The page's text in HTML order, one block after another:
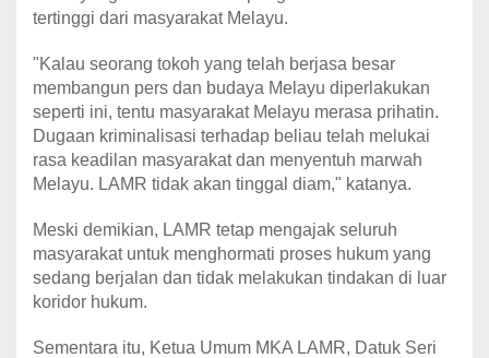
tertinggi dari masyarakat Melayu.
"Kalau seorang tokoh yang telah berjasa besar
membangun pers dan budaya Melayu diperlakukan
seperti ini, tentu masyarakat Melayu merasa prihatin.
Dugaan kriminalisasi terhadap beliau telah melukai
rasa keadilan masyarakat dan menyentuh marwah
Melayu. LAMR tidak akan tinggal diam," katanya.
Meski demikian, LAMR tetap mengajak seluruh
masyarakat untuk menghormati proses hukum yang
sedang berjalan dan tidak melakukan tindakan di luar
koridor hukum.
Sementara itu, Ketua Umum MKA LAMR, Datuk Seri